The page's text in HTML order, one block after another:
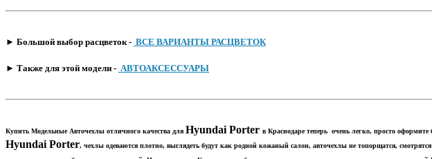
​► Большой выбор расцветок - ВСЕ ВАРИАНТЫ РАСЦВЕТОК
​► Также для этой модели - АВТОАКСЕССУАРЫ
Купить Модельные Авточехлы отличного качества для Hyundai Porter в Краснодаре теперь очень легко, просто
Hyundai Porter, чехлы одеваются плотно, выглядеть будут как родной кожаный салон, авточехлы не топорщатся,